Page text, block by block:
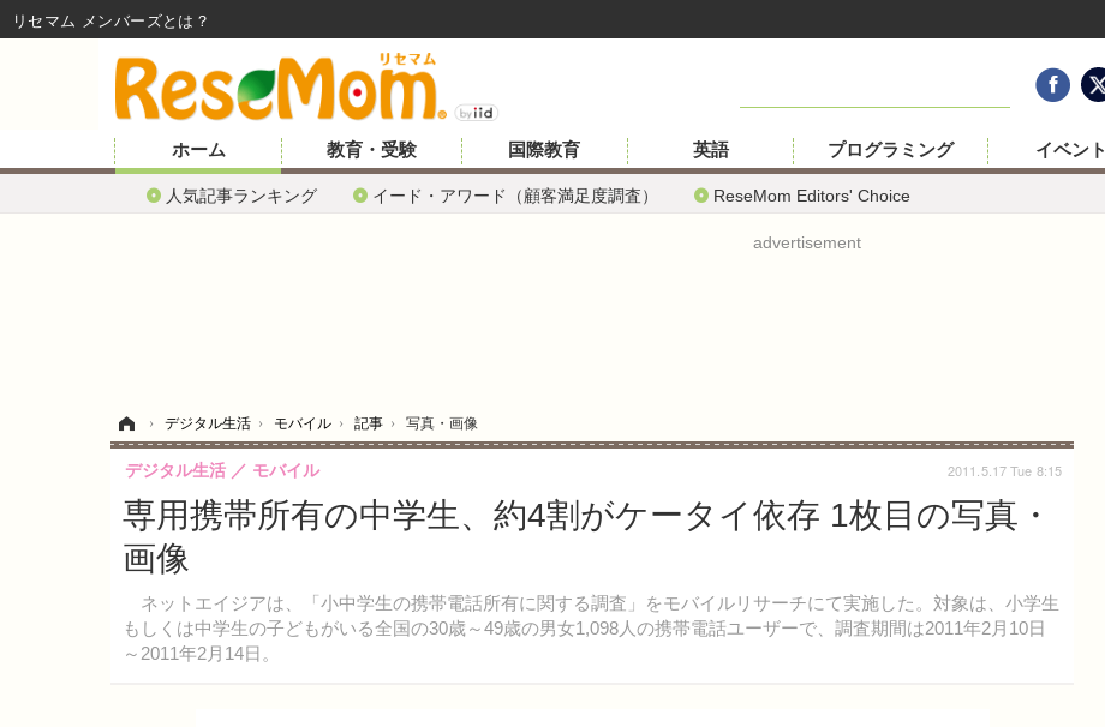
ホーム
人気記事ランキング イード・アワード（顧客満足度調査） ReseMom Editors' Choice
教育・受験 国際教育 英語 プログラミング イベント
advertisement
› デジタル生活 › モバイル › 記事 › 写真・画像
専用携帯所有の中学生、約4割がケータイ依存 1枚目の写真・
画像
ネットエイジアは、「小中学生の携帯電話所有に関する調査」をモバイルリサーチにて実施した。対象は、小学生
もしくは中学生の子どもがいる全国の30歳～49歳の男女1,098人の携帯電話ユーザーで、調査期間は2011年2月10日
～2011年2月14日。
デジタル生活 モバイル 2011.5.17 Tue 8:15
リセマム メンバーズ